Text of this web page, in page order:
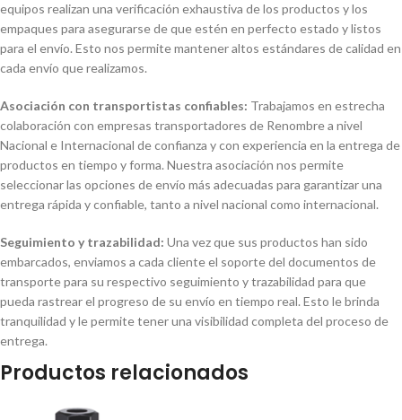
equipos realizan una verificación exhaustiva de los productos y los
empaques para asegurarse de que estén en perfecto estado y listos
para el envío. Esto nos permite mantener altos estándares de calidad en
cada envío que realizamos.
Asociación con transportistas confiables: Trabajamos en estrecha
colaboración con empresas transportadores de Renombre a nivel
Nacional e Internacional de confianza y con experiencia en la entrega de
productos en tiempo y forma. Nuestra asociación nos permite
seleccionar las opciones de envío más adecuadas para garantizar una
entrega rápida y confiable, tanto a nivel nacional como internacional.
Seguimiento y trazabilidad: Una vez que sus productos han sido
embarcados, enviamos a cada cliente el soporte del documentos de
transporte para su respectivo seguimiento y trazabilidad para que
pueda rastrear el progreso de su envío en tiempo real. Esto le brinda
tranquilidad y le permite tener una visibilidad completa del proceso de
entrega.
Productos relacionados